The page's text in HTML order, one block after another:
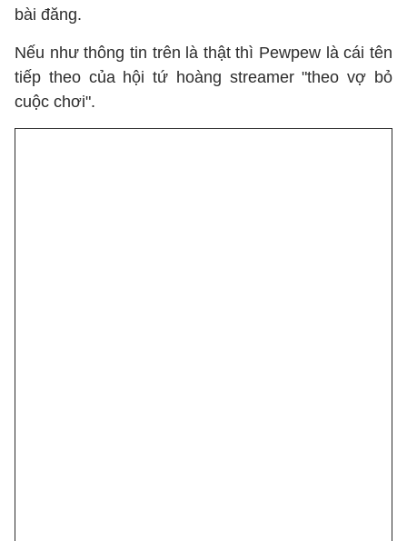
bài đăng.
Nếu như thông tin trên là thật thì Pewpew là cái tên
tiếp theo của hội tứ hoàng streamer "theo vợ bỏ
cuộc chơi".